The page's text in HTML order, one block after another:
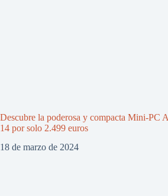
Descubre la poderosa y compacta Mini-PC
14 por solo 2.499 euros
18 de marzo de 2024